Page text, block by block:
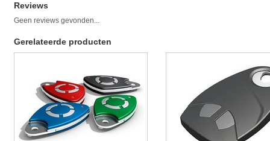
Reviews
Geen reviews gevonden...
Gerelateerde producten